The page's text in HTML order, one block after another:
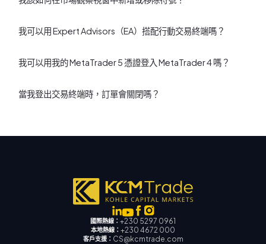
我可以用 Expert Advisors（EA）搭配行動交易終端嗎？
我可以用我的 MetaTrader 5 憑證登入 MetaTrader 4 嗎？
當我登出交易終端時，訂單會關閉嗎？
國際熱線： +230 5297 0961
本地熱線： +230 4672 000
客戶支援： CS@kcmtrade.com